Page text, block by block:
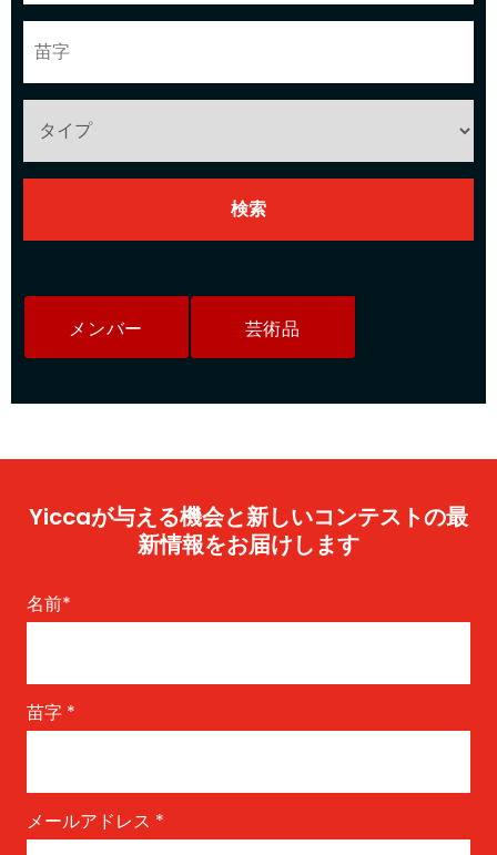
メンバー 芸術品
Yiccaが与える機会と新しいコンテストの最
新情報をお届けします
名前*
苗字 *
メールアドレス *